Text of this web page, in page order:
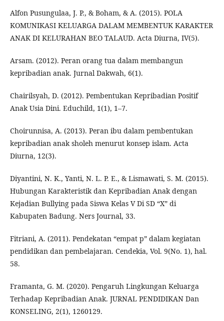
Alfon Pusungulaa, J. P., & Boham, & A. (2015). POLA
KOMUNIKASI KELUARGA DALAM MEMBENTUK KARAKTER
ANAK DI KELURAHAN BEO TALAUD. Acta Diurna, IV(5).
Arsam. (2012). Peran orang tua dalam membangun
kepribadian anak. Jurnal Dakwah, 6(1).
Chairilsyah, D. (2012). Pembentukan Kepribadian Positif
Anak Usia Dini. Educhild, 1(1), 1–7.
Choirunnisa, A. (2013). Peran ibu dalam pembentukan
kepribadian anak sholeh menurut konsep islam. Acta
Diurna, 12(3).
Diyantini, N. K., Yanti, N. L. P. E., & Lismawati, S. M. (2015).
Hubungan Karakteristik dan Kepribadian Anak dengan
Kejadian Bullying pada Siswa Kelas V Di SD “X” di
Kabupaten Badung. Ners Journal, 33.
Fitriani, A. (2011). Pendekatan “empat p” dalam kegiatan
pendidikan dan pembelajaran. Cendekia, Vol. 9(No. 1), hal.
58.
Framanta, G. M. (2020). Pengaruh Lingkungan Keluarga
Terhadap Kepribadian Anak. JURNAL PENDIDIKAN Dan
KONSELING, 2(1), 1260129.